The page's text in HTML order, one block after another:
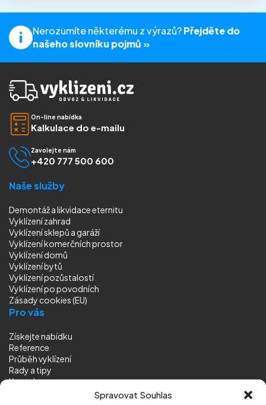
Spravovat Souhlas
Nerozumíte některému z výrazů?Přejděte do
našeho slovníku pojmů »
On-line nabídka
Kalkulace do e-mailu
Zavolejte nám
+420 777 500 600
Naše služby
Demontáž a likvidace eternitu
Vyklízení zahrad
Vyklízení sklepů a garáží
Vyklízení komerčních prostor
Vyklízení domů
Vyklízení bytů
Vyklízení pozůstalostí
Vyklízenípo povodních
Zásady cookies (EU)
Pro vás
Získejte nabídku
Reference
Průběh vyklízení
Rady a tipy
Kontakt